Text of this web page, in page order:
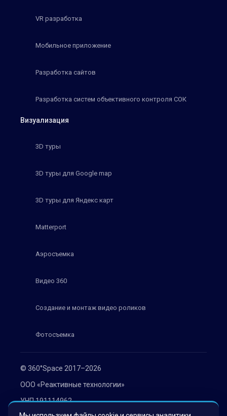
© 360°Space 2017–2026
ООО «Реактивные технологии»
УНП 191114962
VR разработка
Мобильное приложение
Разработка сайтов
Разработка систем объективного контроля СОК
Визуализация
3D туры
3D туры для Google map
3D туры для Яндекс карт
Matterport
Аэросъемка
Видео 360
Создание и монтаж видео роликов
Фотосъемка